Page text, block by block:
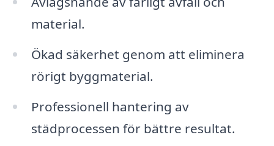
material.
Ökad säkerhet genom att eliminera
rörigt byggmaterial.
Professionell hantering av
städprocessen för bättre resultat.